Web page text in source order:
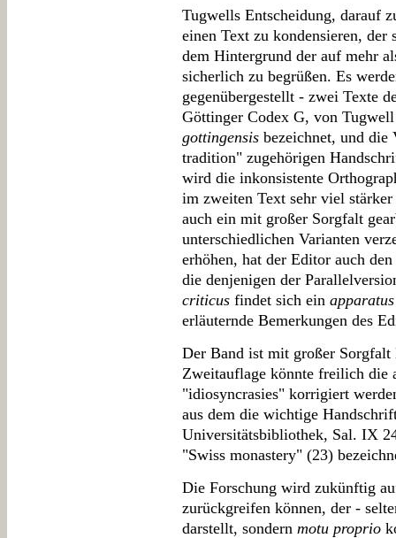
Tugwells Entscheidung, darauf
einen Text zu kondensieren,
dem Hintergrund der auf mehr
sicherlich zu begrüßen. Es
gegenübergestellt - zwei Texte
Göttinger Codex G, von
gottingensis bezeichnet, und die
tradition" zugehörigen
wird die inkonsistente
im zweiten Text sehr viel
auch ein mit großer Sorgfalt
unterschiedlichen Varianten
erhöhen, hat der Editor auch
die denjenigen der
criticus findet sich ein
erläuternde Bemerkungen des
Der Band ist mit großer
Zweitauflage könnte freilich die
"idiosyncrasies" korrigiert
aus dem die wichtige
Universitätsbibliothek, Sal. IX
"Swiss monastery" (23)
Die Forschung wird zukünftig
zurückgreifen können, der -
darstellt, sondern motu proprio